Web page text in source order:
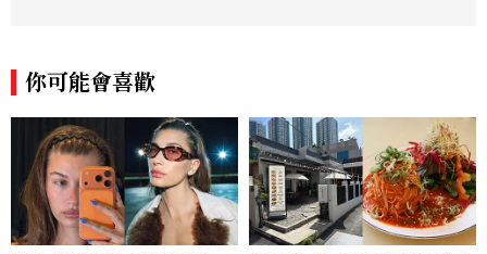
pella、Mandarin Oriental、JOAL
I、Raffles、Banyan Tree、IHG、Ma
rriott等頂級飯店集團。 策劃並執行超過7
0篇深度專題「MC開房間」、260 篇以上
「玩咖懶人包」盤點類文章，致力用專業視
角提供讀者最新話題、兼具風格與實用的高
你可能會喜歡